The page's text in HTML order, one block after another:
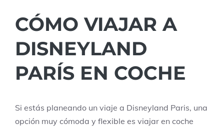
CÓMO VIAJAR A
DISNEYLAND
PARÍS EN COCHE
Si estás planeando un viaje a Disneyland Paris, una
opción muy cómoda y flexible es viajar en coche